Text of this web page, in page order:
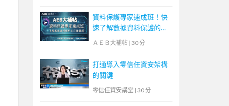
資料保護專家速成班！快
速了解數據資料保護的正
確選擇【宏碁資訊網路學
ＡＥＢ大補帖 | 30 分
打通導入零信任資安架構
的關鍵
零信任資安講堂 | 30 分